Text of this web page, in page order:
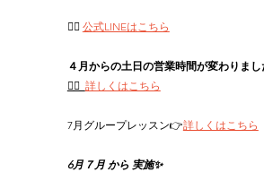
👉🏻 公式LINEはこちら
４月からの土日の営業時間が変わりまし
👉🏻 詳しくはこちら
7月グループレッスン👉詳しくはこちら
6月７月 から 実施✨